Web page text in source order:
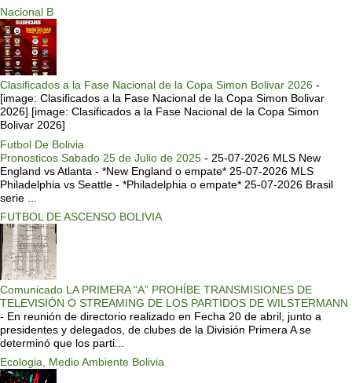
Nacional B
Clasificados a la Fase Nacional de la Copa Simon Bolivar 2026 -
[image: Clasificados a la Fase Nacional de la Copa Simon Bolivar
2026] [image: Clasificados a la Fase Nacional de la Copa Simon
Bolivar 2026]
Futbol De Bolivia
Pronosticos Sabado 25 de Julio de 2025 - 25-07-2026 MLS New
England vs Atlanta - *New England o empate* 25-07-2026 MLS
Philadelphia vs Seattle - *Philadelphia o empate* 25-07-2026 Brasil
serie ...
FUTBOL DE ASCENSO BOLIVIA
Comunicado LA PRIMERA “A” PROHÍBE TRANSMISIONES DE
TELEVISIÓN O STREAMING DE LOS PARTIDOS DE WILSTERMANN
- En reunión de directorio realizado en Fecha 20 de abril, junto a
presidentes y delegados, de clubes de la División Primera A se
determinó que los parti...
Ecologia, Medio Ambiente Bolivia